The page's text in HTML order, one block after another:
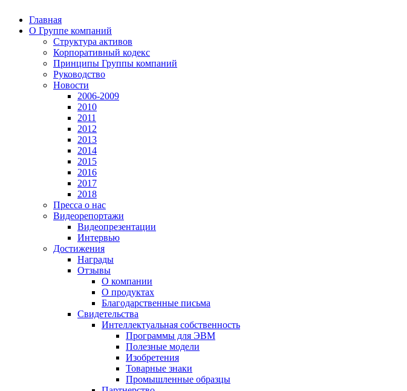
Главная
О Группе компаний
Структура активов
Корпоративный кодекс
Принципы Группы компаний
Руководство
Новости
2006-2009
2010
2011
2012
2013
2014
2015
2016
2017
2018
Пресса о нас
Видеорепортажи
Видеопрезентации
Интервью
Достижения
Награды
Отзывы
О компании
О продуктах
Благодарственные письма
Свидетельства
Интеллектуальная собственность
Программы для ЭВМ
Полезные модели
Изобретения
Товарные знаки
Промышленные образцы